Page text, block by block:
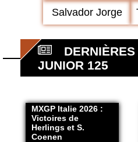
Salvador Jorge
JUNIOR 125
MXGP Italie 2026 :
Victoires de
Herlings et S.
Coenen